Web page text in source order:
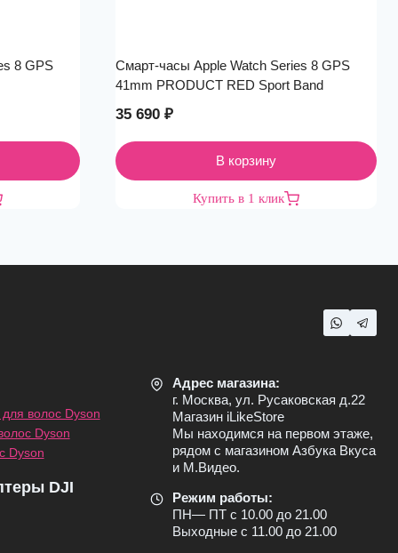
8 GPS
Смарт-часы Apple Watch Series 8 GPS
41mm PRODUCT RED Sport Band
35 690 ₽
В корзину
Купить в 1 клик
волос Dyson
Dyson
Dyson
DJI
Адрес магазина:
г. Москва, ул. Русаковская д.22
Магазин iLikeStore
Мы находимся на первом этаже,
рядом с магазином Азбука Вкуса
и М.Видео.
Режим работы:
ПН— ПТ с 10.00 до 21.00
Выходные с 11.00 до 21.00